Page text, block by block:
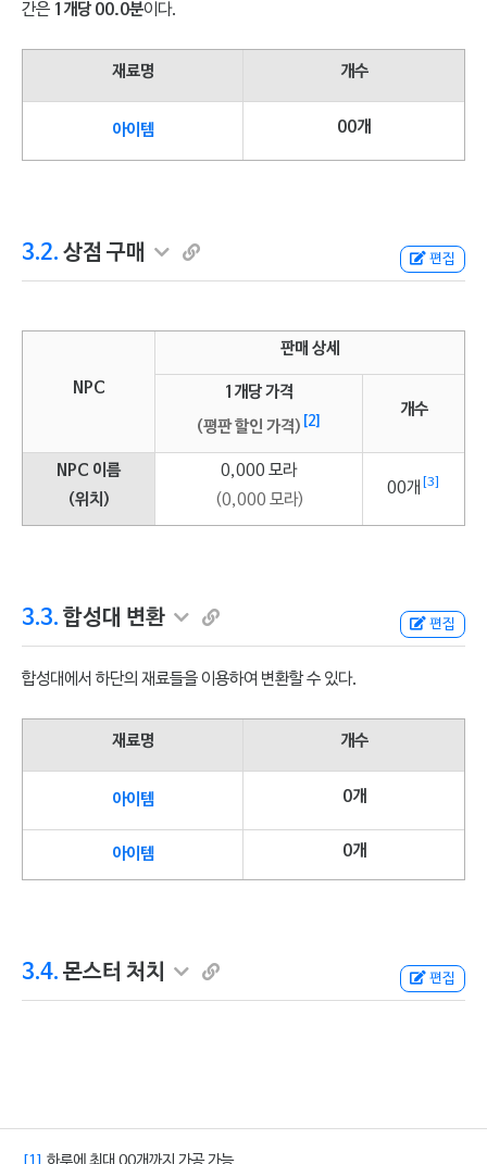
간은 1개당 00.0분이다.
재료명 개수
아이템 00개
3.2. 상점 구매 편집
NPC
판매 상세
1개당 가격
(평판 할인 가격) [2]
개수
NPC 이름
(위치)
0,000 모라
(0,000 모라)
00개 [3]
3.3. 합성대 변환 편집
합성대에서 하단의 재료들을 이용하여 변환할 수 있다.
재료명 개수
아이템 0개
아이템 0개
3.4. 몬스터 처치 편집